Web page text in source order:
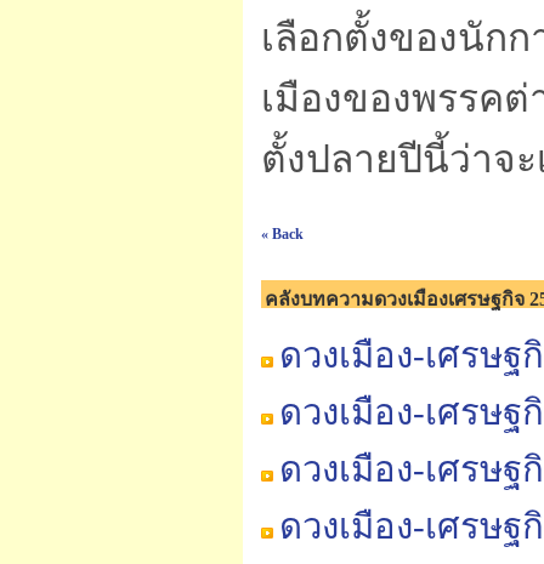
เลือกตั้งของนัก
เมืองของพรรคต่
ตั้งปลายปีนี้ว่าจะ
« Back
คลังบทความดวงเมืองเศรษฐกิจ
ดวงเมือง-เศรษฐ
ดวงเมือง-เศรษฐ
ดวงเมือง-เศรษฐ
ดวงเมือง-เศรษ